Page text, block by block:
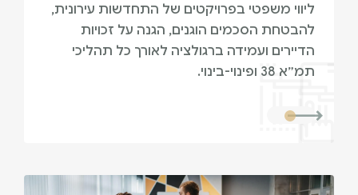
ליווי משפטי בפרויקטים של התחדשות עירונית,
להבטחת הסכמים הוגנים, הגנה על זכויות
הדיירים ועמידה ברגולציה לאורך כל תהליכי
תמ״א 38 ופינוי-בינוי.